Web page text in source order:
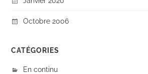
Octobre 2006
CATÉGORIES
En continu